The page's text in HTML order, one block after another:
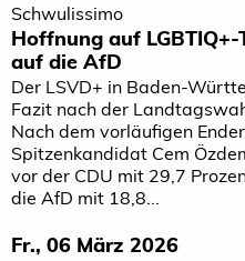
Schwulissimo
Hoffnung auf
auf die AfD
Der LSVD+ in Baden-
Fazit nach der
Nach dem vorläufigen
Spitzenkandidat Cem
vor der CDU mit 29,7
die AfD mit 18,8...
Fr., 06 März 2026